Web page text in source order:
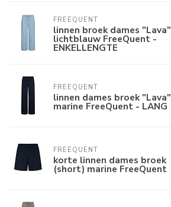
FREEQUENT
linnen broek dames "Lava"
lichtblauw FreeQuent -
ENKELLENGTE
FREEQUENT
linnen dames broek "Lava"
marine FreeQuent - LANG
FREEQUENT
korte linnen dames broek
(short) marine FreeQuent